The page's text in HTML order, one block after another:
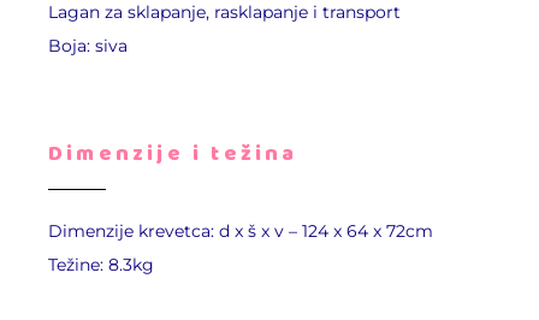
Lagan za sklapanje, rasklapanje i transport
Boja: siva
Dimenzije i težina
Dimenzije krevetca: d x š x v – 124 x 64 x 72cm
Težine: 8.3kg